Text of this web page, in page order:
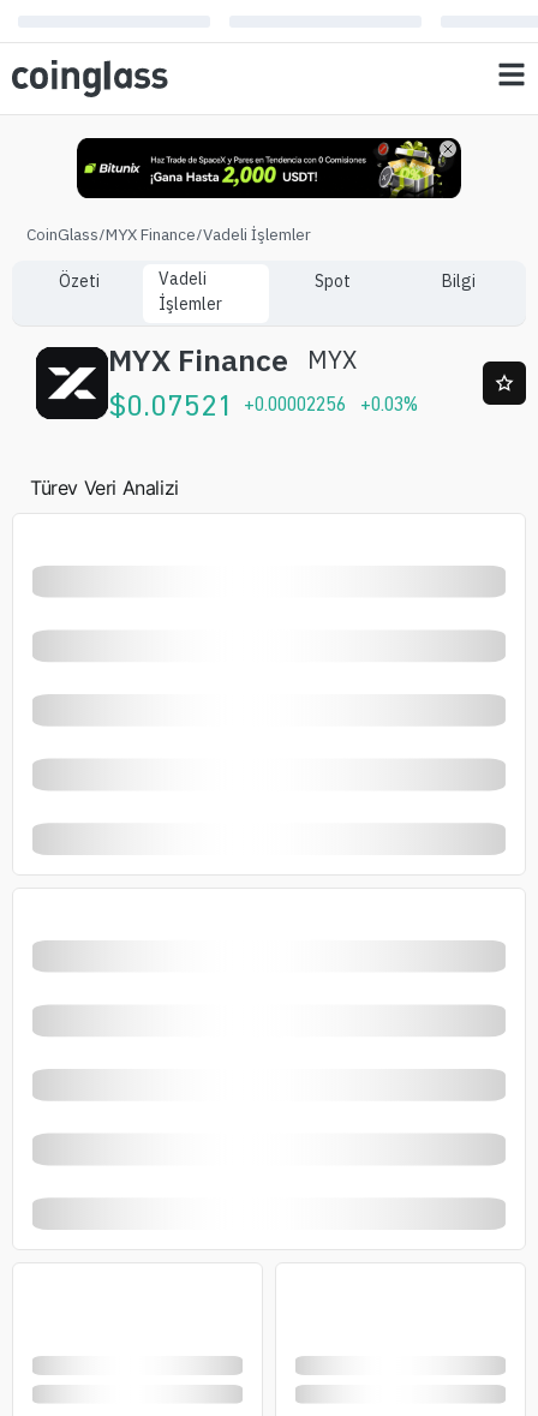
CoinGlass/MYX Finance/Vadeli İşlemler
Özeti
Vadeli
İşlemler
Spot Bilgi
MYX Finance MYX
$0.07521 +0.00002256 +0.03%
Türev Veri Analizi